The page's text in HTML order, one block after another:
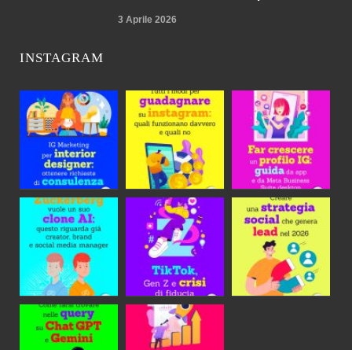
3 Aprile 2026
INSTAGRAM